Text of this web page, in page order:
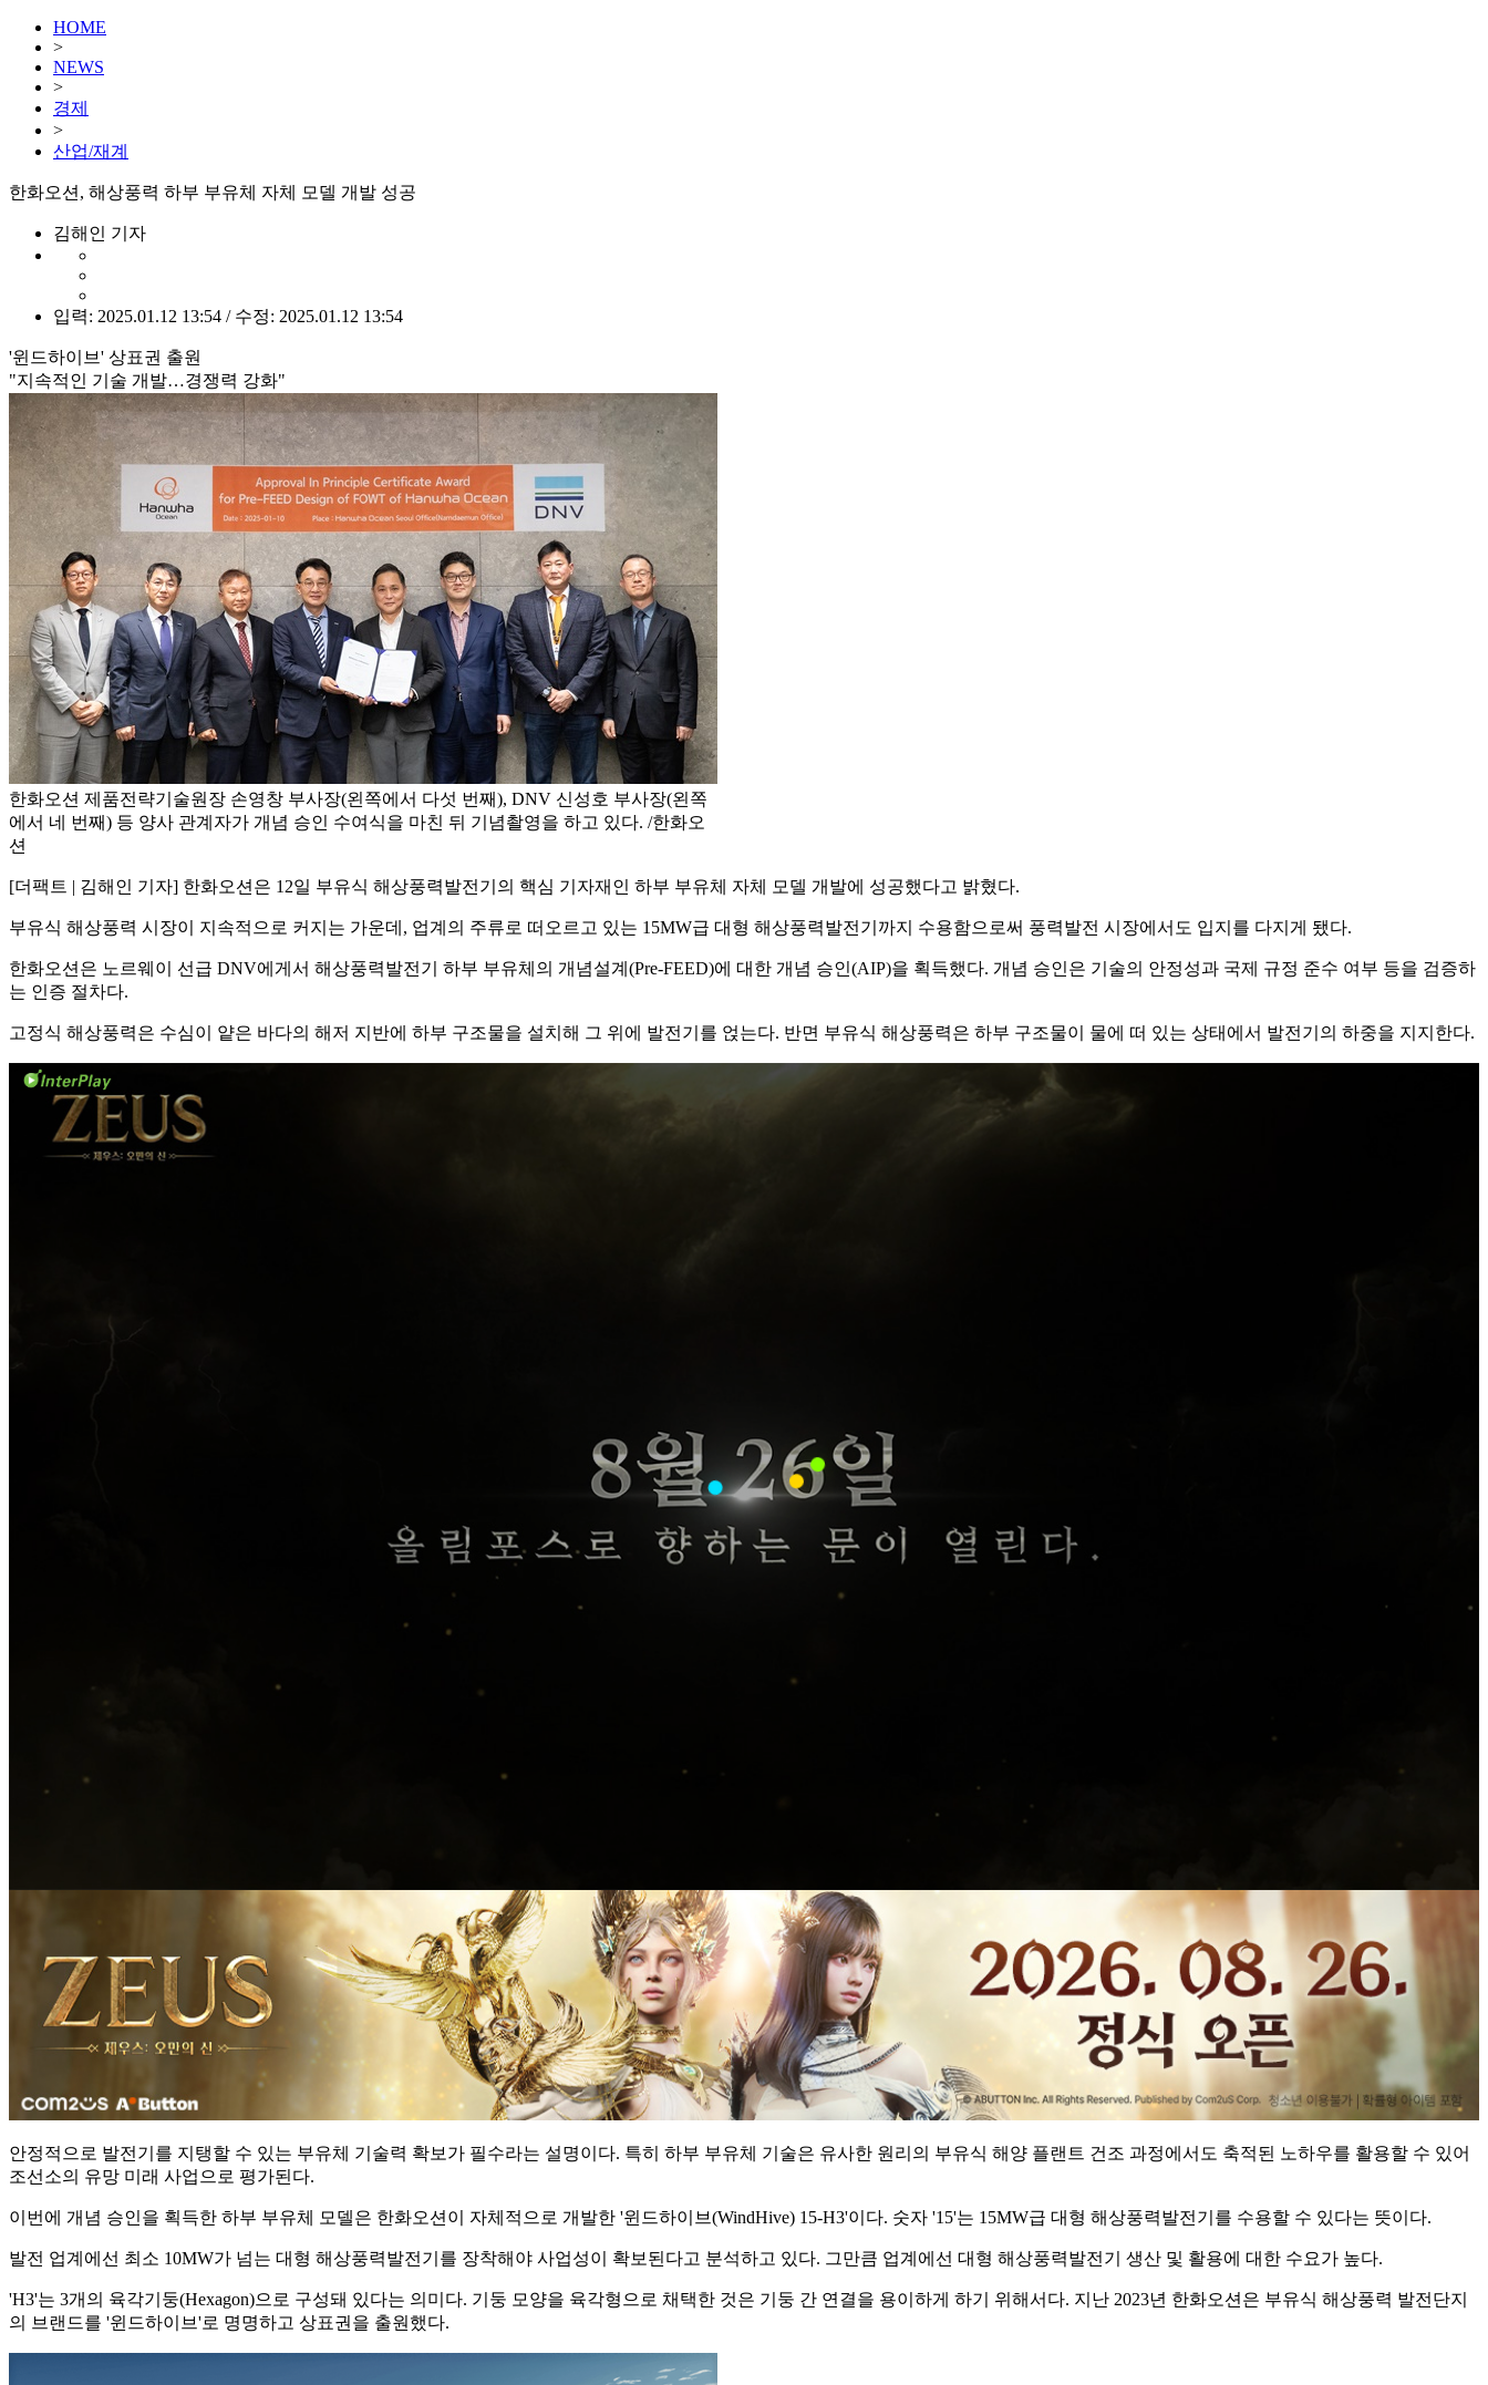
HOME
>
NEWS
>
경제
>
산업/재계
한화오션, 해상풍력 하부 부유체 자체 모델 개발 성공
김해인 기자
입력: 2025.01.12 13:54 / 수정: 2025.01.12 13:54
'윈드하이브' 상표권 출원
"지속적인 기술 개발…경쟁력 강화"
한화오션 제품전략기술원장 손영창 부사장(왼쪽에서 다섯 번째), DNV 신성호 부사장(왼쪽
에서 네 번째) 등 양사 관계자가 개념 승인 수여식을 마친 뒤 기념촬영을 하고 있다. /한화오
션
[더팩트 | 김해인 기자] 한화오션은 12일 부유식 해상풍력발전기의 핵심 기자재인 하부 부유체 자체 모델 개발에 성공했다고 밝혔다.
부유식 해상풍력 시장이 지속적으로 커지는 가운데, 업계의 주류로 떠오르고 있는 15MW급 대형 해상풍력발전기까지 수용함으로써 풍력발전 시장에서도 입지를 다지게 됐다.
한화오션은 노르웨이 선급 DNV에게서 해상풍력발전기 하부 부유체의 개념설계(Pre-FEED)에 대한 개념 승인(AIP)을 획득했다. 개념 승인은 기술의 안정성과 국제 규정 준수 여부 등을 검증하
는 인증 절차다.
고정식 해상풍력은 수심이 얕은 바다의 해저 지반에 하부 구조물을 설치해 그 위에 발전기를 얹는다. 반면 부유식 해상풍력은 하부 구조물이 물에 떠 있는 상태에서 발전기의 하중을 지지한다.
안정적으로 발전기를 지탱할 수 있는 부유체 기술력 확보가 필수라는 설명이다. 특히 하부 부유체 기술은 유사한 원리의 부유식 해양 플랜트 건조 과정에서도 축적된 노하우를 활용할 수 있어
조선소의 유망 미래 사업으로 평가된다.
이번에 개념 승인을 획득한 하부 부유체 모델은 한화오션이 자체적으로 개발한 '윈드하이브(WindHive) 15-H3'이다. 숫자 '15'는 15MW급 대형 해상풍력발전기를 수용할 수 있다는 뜻이다.
발전 업계에선 최소 10MW가 넘는 대형 해상풍력발전기를 장착해야 사업성이 확보된다고 분석하고 있다. 그만큼 업계에선 대형 해상풍력발전기 생산 및 활용에 대한 수요가 높다.
'H3'는 3개의 육각기둥(Hexagon)으로 구성돼 있다는 의미다. 기둥 모양을 육각형으로 채택한 것은 기둥 간 연결을 용이하게 하기 위해서다. 지난 2023년 한화오션은 부유식 해상풍력 발전단지
의 브랜드를 '윈드하이브'로 명명하고 상표권을 출원했다.